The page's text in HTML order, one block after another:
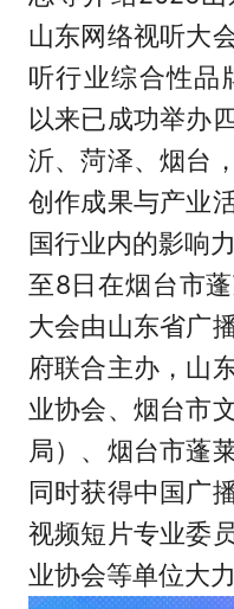
山东网络视听大
听行业综合性品
以来已成功举办
沂、菏泽、烟台
创作成果与产业
国行业内的影响
至8日在烟台市
大会由山东省广
府联合主办，山
业协会、烟台市
局）、烟台市蓬
同时获得中国广
视频短片专业委
业协会等单位大力